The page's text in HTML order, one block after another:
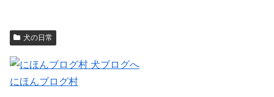
犬の日常
にほんブログ村